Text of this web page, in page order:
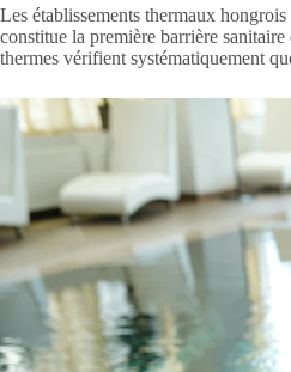
Les établissements thermaux
constitue la première barrière
thermes vérifient systématiquement